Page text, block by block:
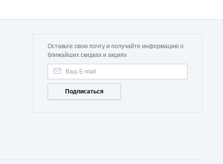
Оставьте свою почту и получайте информацию о
ближайших скидках и акциях
Подписаться